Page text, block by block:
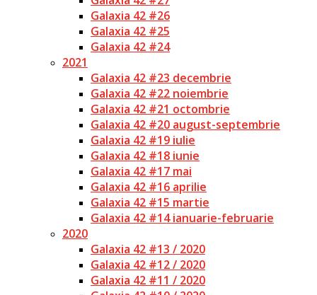
Galaxia 42 #26
Galaxia 42 #25
Galaxia 42 #24
2021
Galaxia 42 #23 decembrie
Galaxia 42 #22 noiembrie
Galaxia 42 #21 octombrie
Galaxia 42 #20 august-septembrie
Galaxia 42 #19 iulie
Galaxia 42 #18 iunie
Galaxia 42 #17 mai
Galaxia 42 #16 aprilie
Galaxia 42 #15 martie
Galaxia 42 #14 ianuarie-februarie
2020
Galaxia 42 #13 / 2020
Galaxia 42 #12 / 2020
Galaxia 42 #11 / 2020